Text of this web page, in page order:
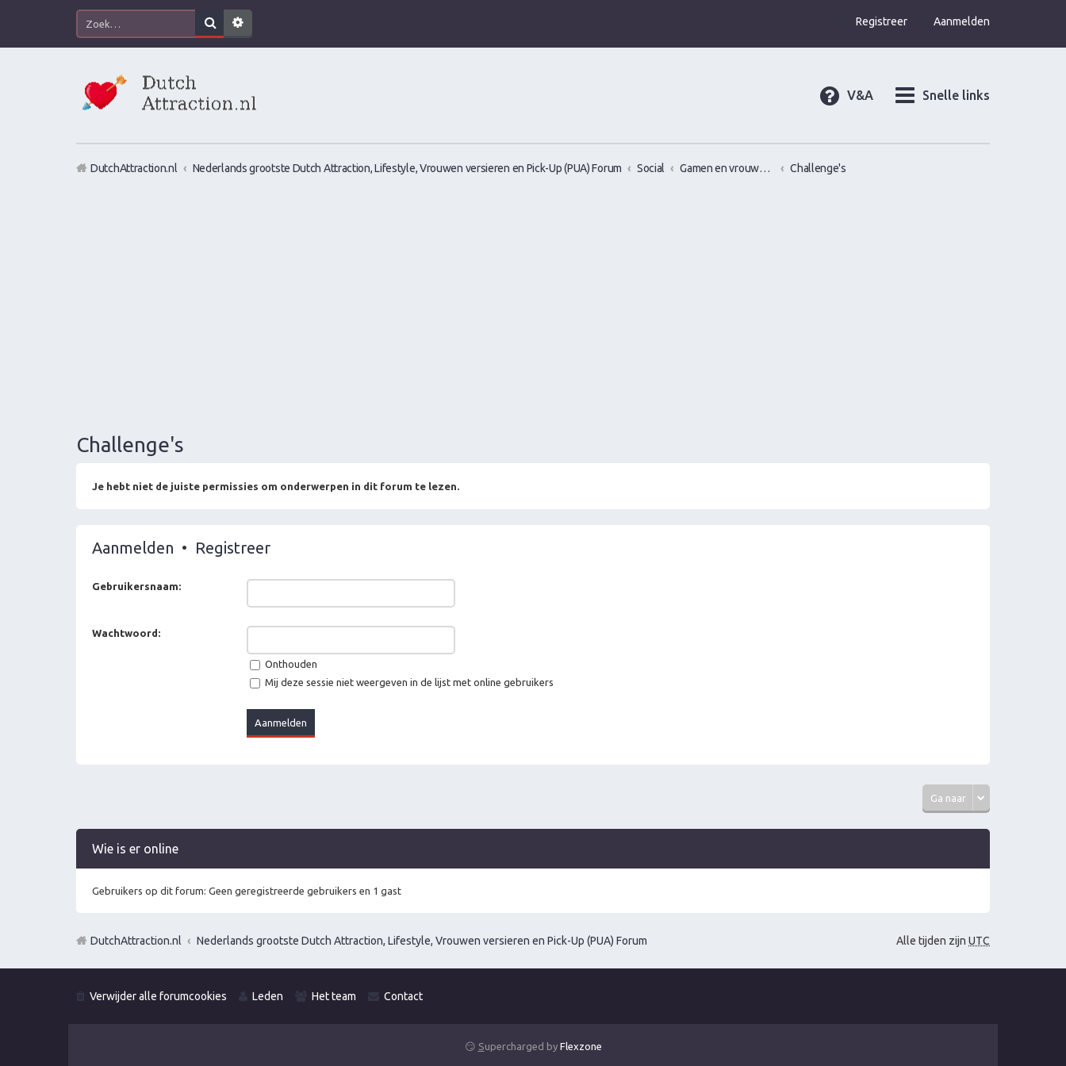
Aanmelden
Registreer
Snelle links
V&A
DutchAttraction.nl Nederlands grootste Dutch Attraction, Lifestyle, Vrouwen versieren en Pick-Up (PUA) Forum Social Gamen en vrouwen versieren in de praktijk (Infield) Challenge's
Challenge's
Je hebt niet de juiste permissies om onderwerpen in dit forum te lezen.
Aanmelden • Registreer
Gebruikersnaam:
Wachtwoord:
Onthouden
Mij deze sessie niet weergeven in de lijst met online gebruikers
Ga naar
Wie is er online
Gebruikers op dit forum: Geen geregistreerde gebruikers en 1 gast
Alle tijden zijn UTC
DutchAttraction.nl Nederlands grootste Dutch Attraction, Lifestyle, Vrouwen versieren en Pick-Up (PUA) Forum
Verwijder alle forumcookies Leden Het team Contact
😏 Supercharged by Flexzone